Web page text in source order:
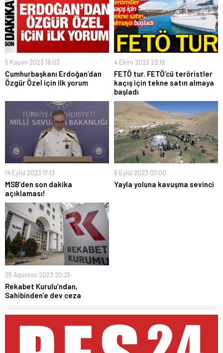
5 Kasım 2023 18:03
Cumhurbaşkanı Erdoğan’dan
Özgür Özel için ilk yorum
4 Ekim 2023 23:18
FETÖ tur. FETÖ’cü teröristler
kaçış için tekne satın almaya
başladı
14 Eylül 2023 17:13
MSB’den son dakika
açıklaması!
6 Eylül 2023 07:00
Yayla yoluna kavuşma sevinci
25 Ağustos 2023 20:25
Rekabet Kurulu’ndan,
Sahibinden’e dev ceza